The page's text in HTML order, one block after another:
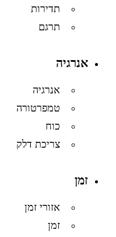
תדירות
תרגם
אנרגיה
אנרגיה
טמפרטורה
כוח
צריכת דלק
זמן
אזורי זמן
זמן